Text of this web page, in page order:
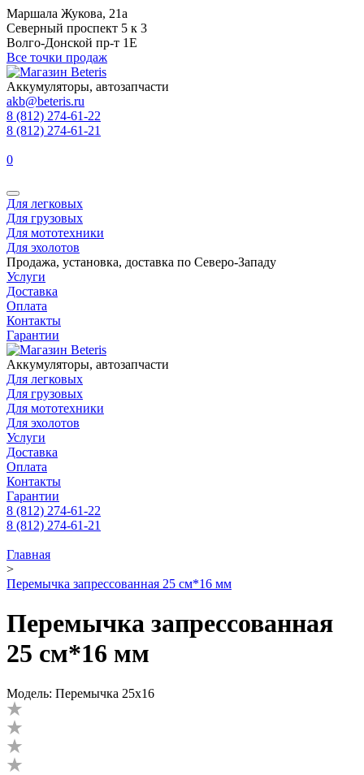
Маршала Жукова, 21а
Северный проспект 5 к 3
Волго-Донской пр-т 1Е
Все точки продаж
Аккумуляторы, автозапчасти
akb@beteris.ru
8 (812) 274-61-22
8 (812) 274-61-21
0
Для легковых
Для грузовых
Для мототехники
Для эхолотов
Продажа, установка, доставка по Северо-Западу
Услуги
Доставка
Оплата
Контакты
Гарантии
Аккумуляторы, автозапчасти
Для легковых
Для грузовых
Для мототехники
Для эхолотов
Услуги
Доставка
Оплата
Контакты
Гарантии
8 (812) 274-61-22
8 (812) 274-61-21
Главная
>
Перемычка запрессованная 25 см*16 мм
Перемычка запрессованная
25 см*16 мм
Модель: Перемычка 25х16